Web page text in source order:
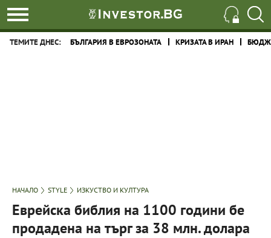
ТЕМИТЕ ДНЕС: БЪЛГАРИЯ В ЕВРОЗОНАТА КРИЗАТА В ИРАН
НАЧАЛО STYLE ИЗКУСТВО И КУЛТУРА
Еврейска библия на 1100 години бе
продадена на търг за 38 млн. долара